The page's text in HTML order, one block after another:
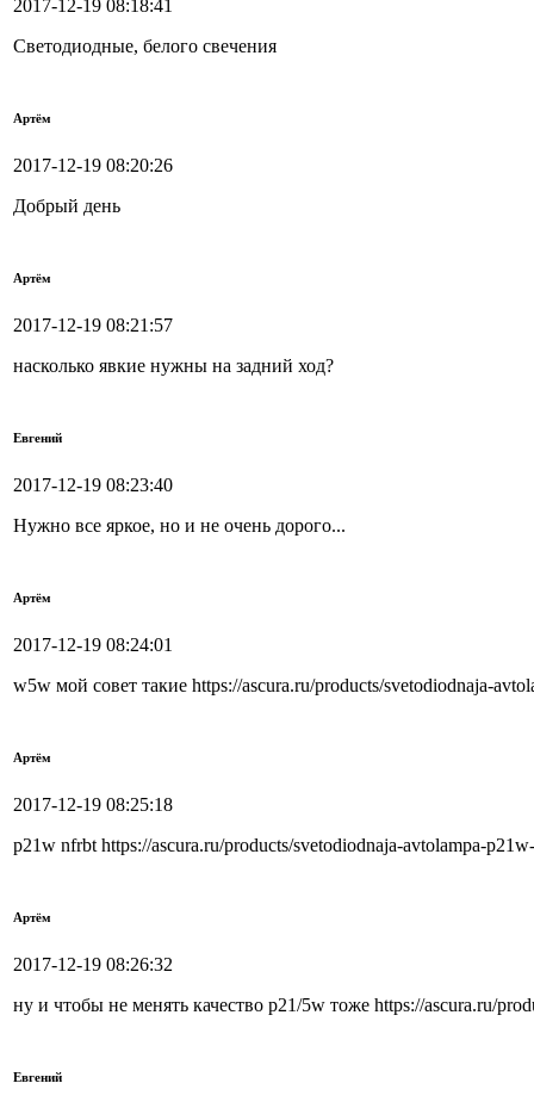
2017-12-19 08:18:41
Светодиодные, белого свечения
Артём
2017-12-19 08:20:26
Добрый день
Артём
2017-12-19 08:21:57
насколько явкие нужны на задний ход?
Евгений
2017-12-19 08:23:40
Нужно все яркое, но и не очень дорого...
Артём
2017-12-19 08:24:01
w5w мой совет такие https://ascura.ru/products/svetodiodnaja-
Артём
2017-12-19 08:25:18
p21w nfrbt https://ascura.ru/products/svetodiodnaja-avtolampa-
Артём
2017-12-19 08:26:32
ну и чтобы не менять качество p21/5w тоже https://ascura.ru/
Евгений